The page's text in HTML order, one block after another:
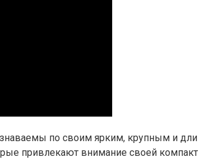
по своим ярким, крупным и
привлекают внимание своей